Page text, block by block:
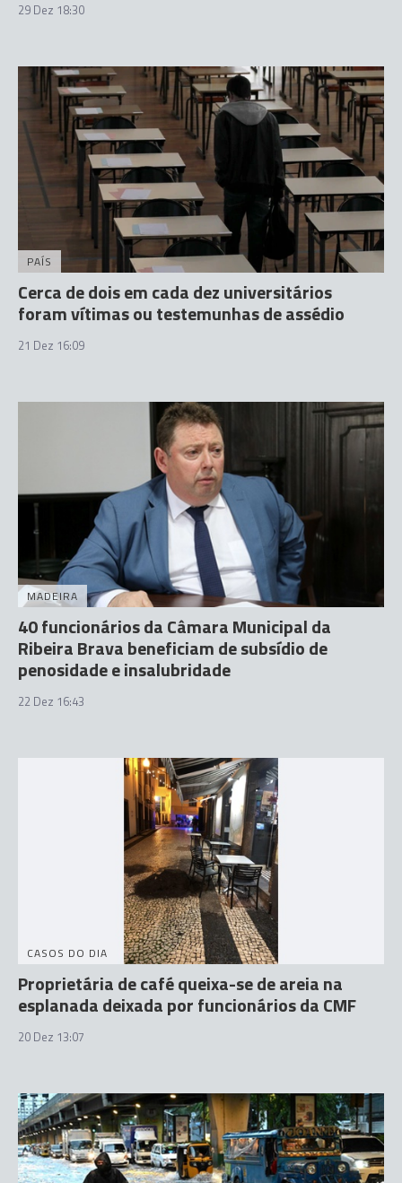
29 Dez 18:30
PAÍS
Cerca de dois em cada dez universitários
foram vítimas ou testemunhas de assédio
21 Dez 16:09
MADEIRA
40 funcionários da Câmara Municipal da
Ribeira Brava beneficiam de subsídio de
penosidade e insalubridade
22 Dez 16:43
CASOS DO DIA
Proprietária de café queixa-se de areia na
esplanada deixada por funcionários da CMF
20 Dez 13:07